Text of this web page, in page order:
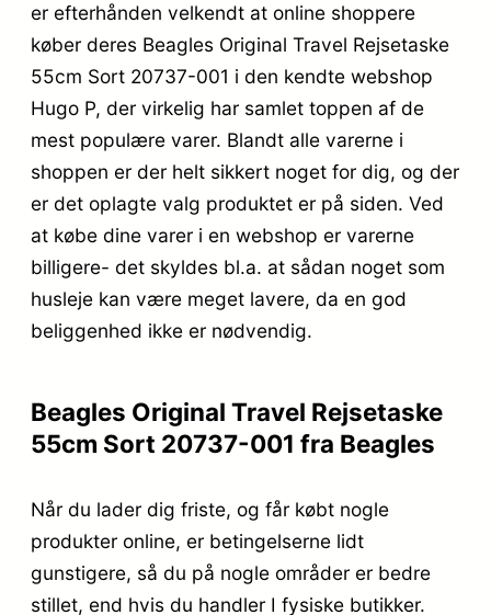
er efterhånden velkendt at online shoppere
køber deres Beagles Original Travel Rejsetaske
55cm Sort 20737-001 i den kendte webshop
Hugo P, der virkelig har samlet toppen af de
mest populære varer. Blandt alle varerne i
shoppen er der helt sikkert noget for dig, og der
er det oplagte valg produktet er på siden. Ved
at købe dine varer i en webshop er varerne
billigere- det skyldes bl.a. at sådan noget som
husleje kan være meget lavere, da en god
beliggenhed ikke er nødvendig.
Beagles Original Travel Rejsetaske
55cm Sort 20737-001 fra Beagles
Når du lader dig friste, og får købt nogle
produkter online, er betingelserne lidt
gunstigere, så du på nogle områder er bedre
stillet, end hvis du handler I fysiske butikker.